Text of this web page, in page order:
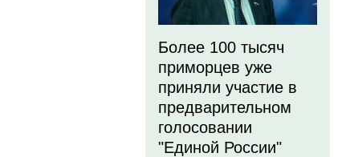
Более 100 тысяч
приморцев уже
приняли участие в
предварительном
голосовании
"Единой России"